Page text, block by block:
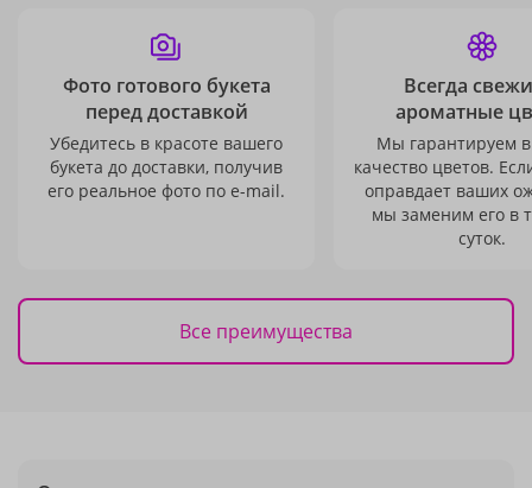
Фото готового букета
перед доставкой
Убедитесь в красоте вашего
букета до доставки, получив
его реальное фото по e-mail.
Всегда
ароматные
Мы гарантируем
качество цветов.
оправдает ваших
мы заменим его в
суток.
Все преимущества